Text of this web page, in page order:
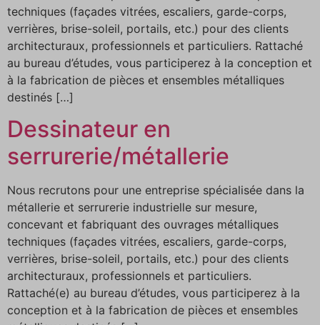
techniques (façades vitrées, escaliers, garde-corps,
verrières, brise-soleil, portails, etc.) pour des clients
architecturaux, professionnels et particuliers. Rattaché
au bureau d’études, vous participerez à la conception et
à la fabrication de pièces et ensembles métalliques
destinés […]
Dessinateur en
serrurerie/métallerie
Nous recrutons pour une entreprise spécialisée dans la
métallerie et serrurerie industrielle sur mesure,
concevant et fabriquant des ouvrages métalliques
techniques (façades vitrées, escaliers, garde-corps,
verrières, brise-soleil, portails, etc.) pour des clients
architecturaux, professionnels et particuliers.
Rattaché(e) au bureau d’études, vous participerez à la
conception et à la fabrication de pièces et ensembles